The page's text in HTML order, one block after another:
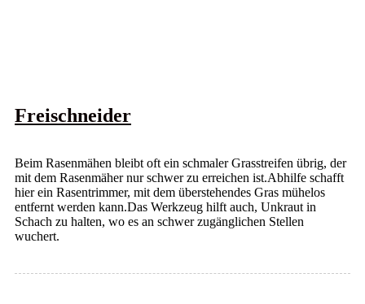
Freischneider
Beim Rasenmähen bleibt oft ein schmaler Grasstreifen übrig, der
mit dem Rasenmäher nur schwer zu erreichen ist.Abhilfe schafft
hier ein Rasentrimmer, mit dem überstehendes Gras mühelos
entfernt werden kann.Das Werkzeug hilft auch, Unkraut in
Schach zu halten, wo es an schwer zugänglichen Stellen
wuchert.